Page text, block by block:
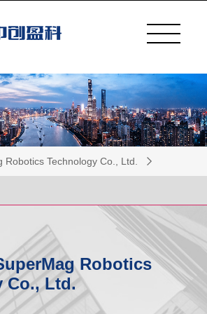
Robotics Technology Co., Ltd.
Robotics
Co., Ltd.